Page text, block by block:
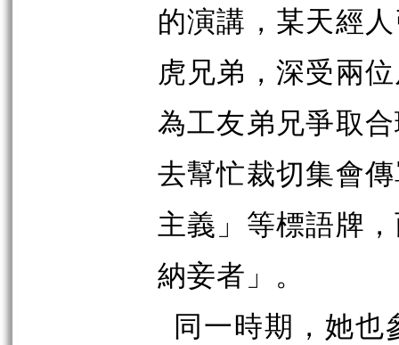
的演講，某天經
虎兄弟，深受兩
為工友弟兄爭取
去幫忙裁切集會
主義」等標語牌
納妾者」。
同一時期，她也